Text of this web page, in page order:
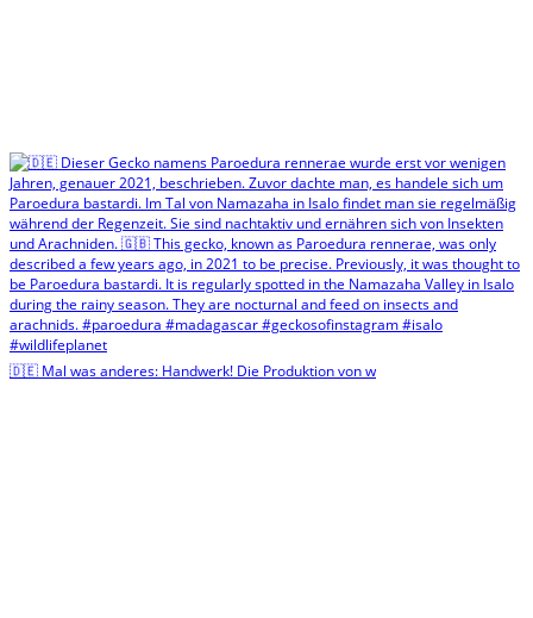
🇩🇪 Mal was anderes: Handwerk! Die Produktion von w